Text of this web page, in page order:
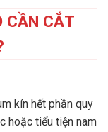
CẦN CẮT
kín hết phần quy
hoặc tiểu tiện nam